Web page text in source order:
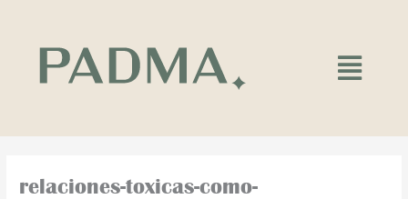
contenido
Main
Menu
relaciones-toxicas-como-